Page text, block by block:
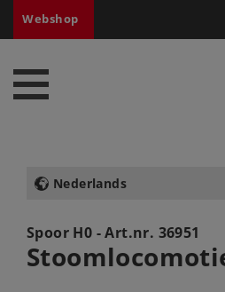
Webshop
Nederlands
Spoor H0 - Art.nr. 36951